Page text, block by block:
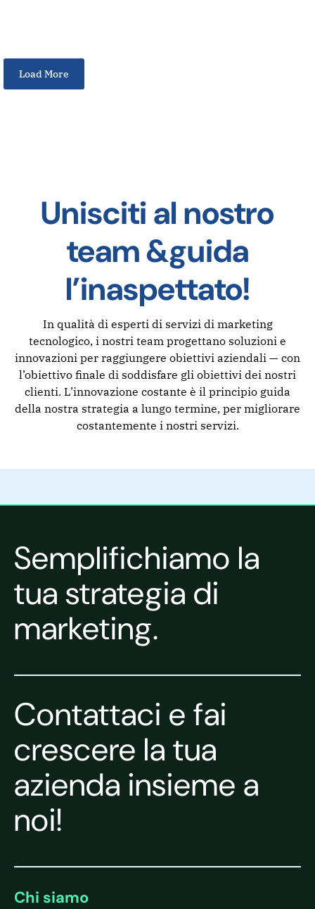
Load More
Unisciti al nostro
team &guida
l’inaspettato!
In qualità di esperti di servizi di marketing
tecnologico, i nostri team progettano soluzioni e
innovazioni per raggiungere obiettivi aziendali — con
l’obiettivo finale di soddisfare gli obiettivi dei nostri
clienti. L’innovazione costante è il principio guida
della nostra strategia a lungo termine, per migliorare
costantemente i nostri servizi.
Semplifichiamo la
tua strategia di
marketing.
Contattaci e fai
crescere la tua
azienda insieme a
noi!
Chi siamo